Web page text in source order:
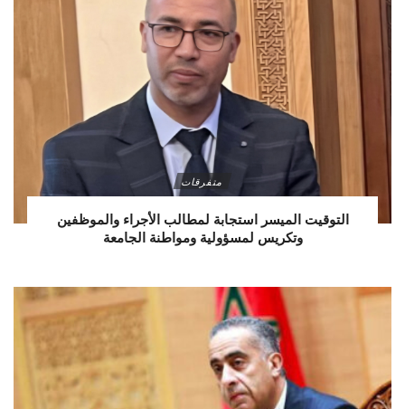
متفرقات
التوقيت الميسر استجابة لمطالب الأجراء والموظفين
وتكريس لمسؤولية ومواطنة الجامعة